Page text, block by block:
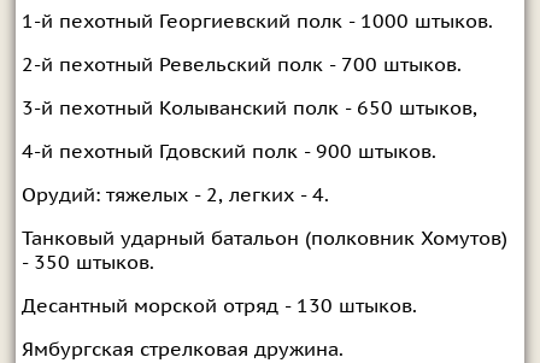
1-й пехотный Георгиевский полк - 1000 штыков.
2-й пехотный Ревельский полк - 700 штыков.
3-й пехотный Колыванский полк - 650 штыков,
4-й пехотный Гдовский полк - 900 штыков.
Орудий: тяжелых - 2, легких - 4.
Танковый ударный батальон (полковник Хомутов)
- 350 штыков.
Десантный морской отряд - 130 штыков.
Ямбургская стрелковая дружина.